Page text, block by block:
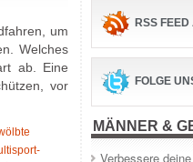
um
Welches
ab. Eine
vor
RSS
FOLGE
MÄNNER &
Verbessere